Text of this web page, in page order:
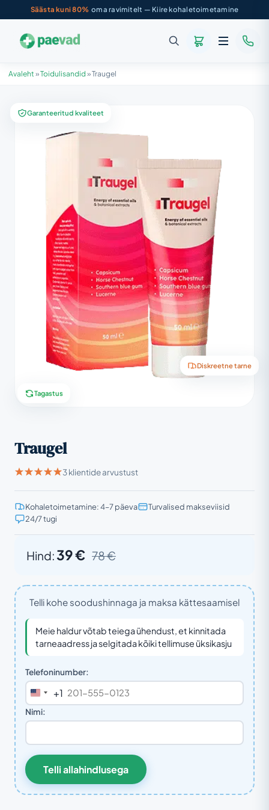
Säästa kuni 80% oma ravimitelt — Kiire kohaletoimetamine
Avaleht »Toidulisandid »Traugel
Garanteeritud kvaliteet
Diskreetne tarne
Tagastus
Traugel
3 klientide arvustust
Kohaletoimetamine: 4–7 päeva
Turvalised makseviisid
24/7 tugi
Hind:39 € 78 €
Telli kohe soodushinnaga ja maksa kättesaamisel
Meie haldur võtab teiega ühendust, et kinnitada
tarneaadress ja selgitada kõiki tellimuse üksikasju
Telefoninumber:
United
States
+1
Nimi:
Telli allahindlusega